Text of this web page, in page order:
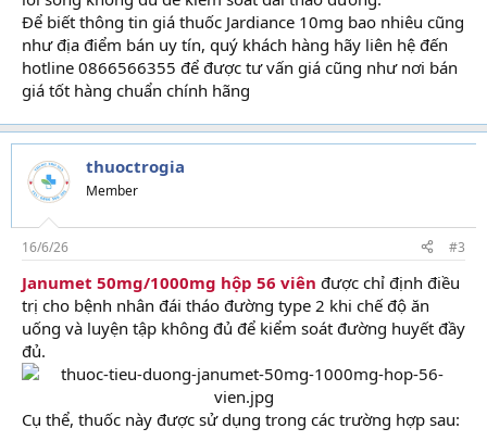
Để biết thông tin giá thuốc Jardiance 10mg bao nhiêu cũng
như địa điểm bán uy tín, quý khách hàng hãy liên hệ đến
hotline 0866566355 để được tư vấn giá cũng như nơi bán
giá tốt hàng chuẩn chính hãng
thuoctrogia
Member
16/6/26 #3
Janumet 50mg/1000mg hộp 56 viên được chỉ định điều
trị cho bệnh nhân đái tháo đường type 2 khi chế độ ăn
uống và luyện tập không đủ để kiểm soát đường huyết đầy
đủ.
Cụ thể, thuốc này được sử dụng trong các trường hợp sau: